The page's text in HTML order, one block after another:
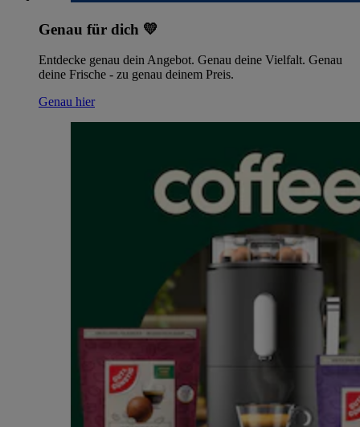
Genau für dich 💛
Entdecke genau dein Angebot. Genau deine Vielfalt. Genau
deine Frische - zu genau deinem Preis.
Genau hier